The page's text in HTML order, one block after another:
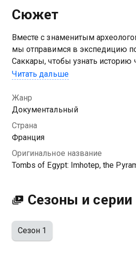
Сюжет
Вместе с знаменитым
мы отправимся в экспедицию
Саккары, чтобы узнать историю
действия навсегда изменили ход
Посмотреть онлайн 1 сезон
гробницы. Имхотеп - создатель
совершенно бесплатно в
Казахтелеком
Читать дальше
Жанр
Документальный
Страна
Франция
Оригинальное название
Tombs of Egypt: Imhotep, the
Сезоны и серии
Сезон 1